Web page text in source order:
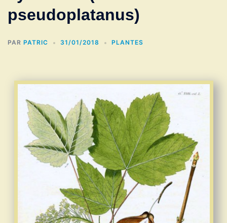
pseudoplatanus)
PAR PATRIC 31/01/2018 PLANTES